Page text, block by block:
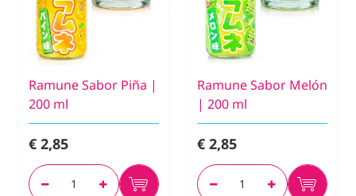
Ramune Sabor Piña |
200 ml
€ 2,85
Ramune Sabor Melón
| 200 ml
€ 2,85